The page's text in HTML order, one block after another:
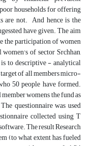
households for offering
are not. And hence is the
have given. The aim
the participation of women
of sector Srchhan,
to descriptive - analytical
of all members micro-
50 people have formed.
womens the fund as
questionnaire was used
collected using T
The result Research
(to what extent has fueled